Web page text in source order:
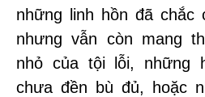
những linh hồn đã chắc
nhưng vẫn còn mang
nhỏ của tội lỗi, những
chưa đền bù đủ, hoặc